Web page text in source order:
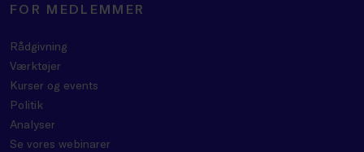
FOR MEDLEMMER
Rådgivning
Værktøjer
Kurser og events
Politik
Analyser
Se vores webinarer